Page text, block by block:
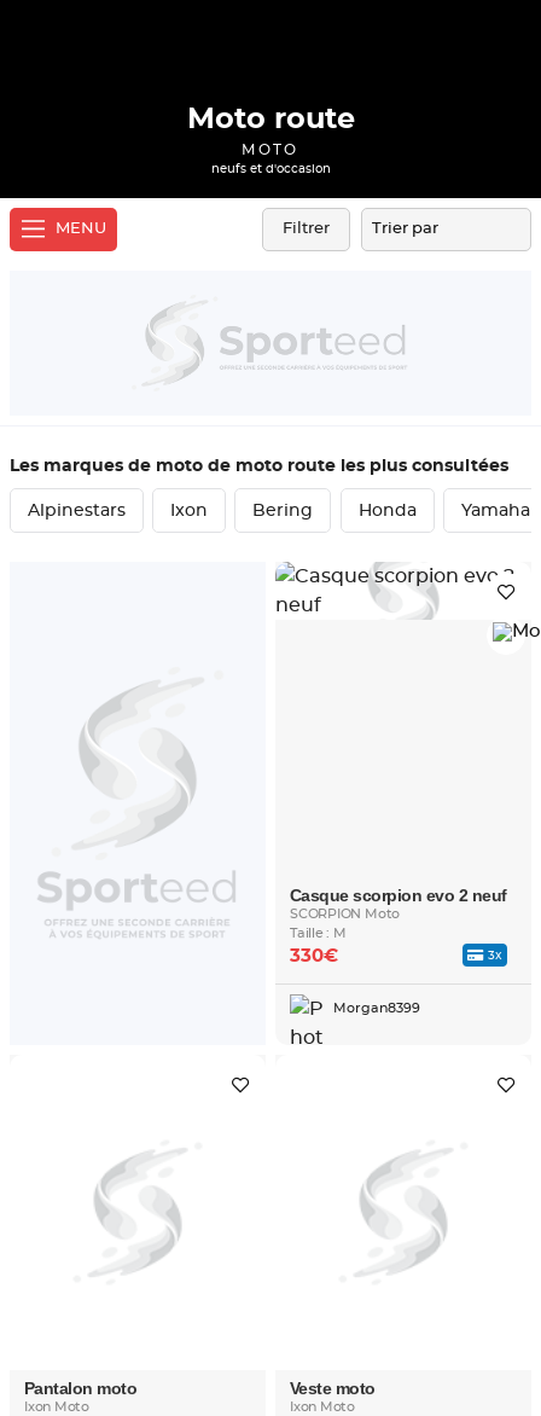
Moto route
MOTO
neufs et d'occasion
MENU Filtrer
Les marques de moto de moto route les plus consultées
Alpinestars Ixon Bering Honda Yamaha
Casque scorpion evo 2 neuf
SCORPION Moto
Taille : M
3x
330€
Morgan8399
Pantalon moto
Ixon Moto
Veste moto
Ixon Moto